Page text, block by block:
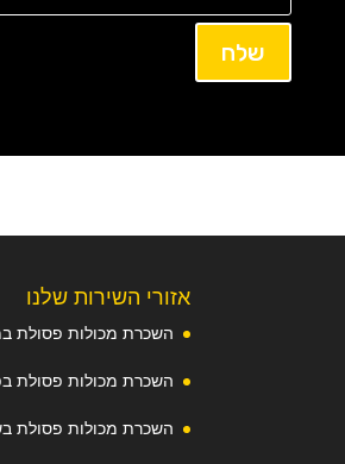
שלח
אזורי השירות שלנו
השכרת מכולות פסולת
השכרת מכולות פסולת
השכרת מכולות פסולת